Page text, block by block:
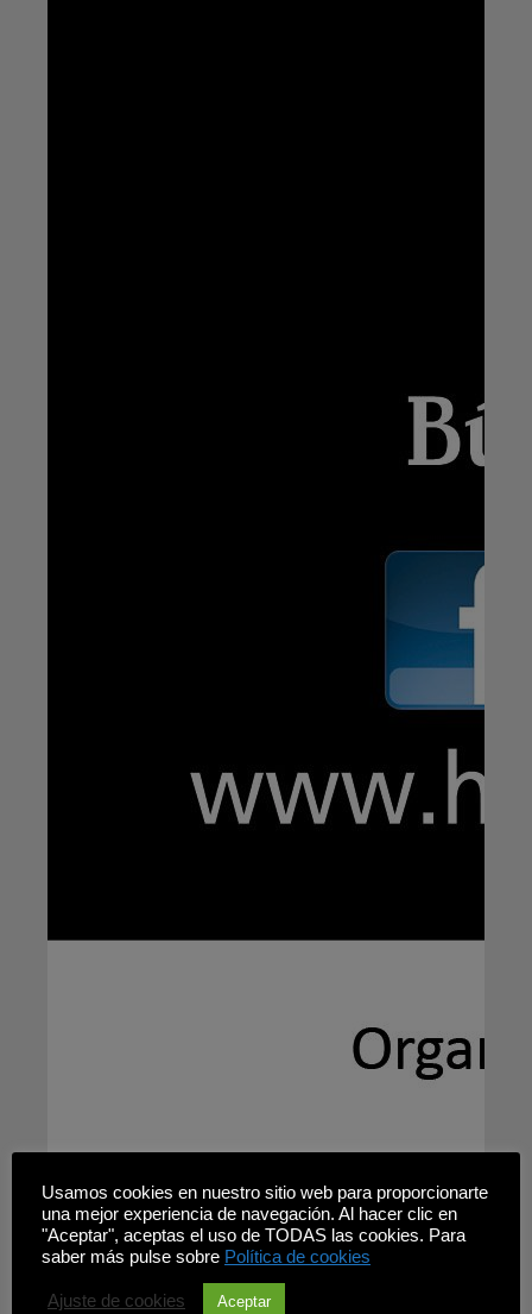
Usamos cookies en nuestro sitio web para proporcionarte
una mejor experiencia de navegación. Al hacer clic en
"Aceptar", aceptas el uso de TODAS las cookies. Para
saber más pulse sobre Política de cookies
Ajuste de cookies Aceptar